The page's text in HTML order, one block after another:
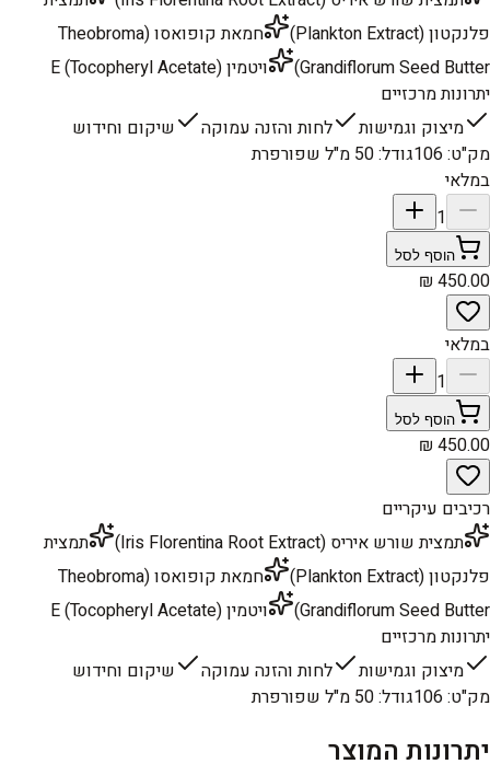
פלנקטון (Plankton Extract)
חמאת קופואסו (Theobroma
Grandiflorum Seed Butter)
ויטמין E (Tocopheryl Acetate)
יתרונות מרכזיים
מיצוק וגמישות
לחות והזנה עמוקה
שיקום וחידוש
מק"ט:
106גודל:50 מ"ל שפורפרת
במלאי
1
הוסף לסל
במלאי
1
הוסף לסל
רכיבים עיקריים
תמצית שורש איריס (Iris Florentina Root Extract)
תמצית
פלנקטון (Plankton Extract)
חמאת קופואסו (Theobroma
Grandiflorum Seed Butter)
ויטמין E (Tocopheryl Acetate)
יתרונות מרכזיים
מיצוק וגמישות
לחות והזנה עמוקה
שיקום וחידוש
מק"ט:
106גודל:50 מ"ל שפורפרת
יתרונות המוצר